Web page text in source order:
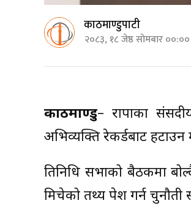
काठमाण्डुपाटी
२०८३, १८ जेष्ठ सोमबार
काठमाण्डु– राप्रपाका
अभिव्यक्ति रेकर्डबाट
प्रतिनिधि सभाको बैठकमा
मिचेको तथ्य पेश गर्न चुनौती